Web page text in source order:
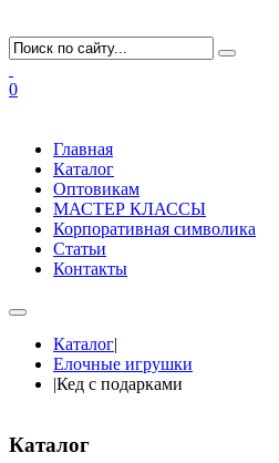
0
Главная
Каталог
Оптовикам
МАСТЕР КЛАССЫ
Корпоративная символика
Статьи
Контакты
Каталог|
Елочные игрушки
|Кед с подарками
Каталог